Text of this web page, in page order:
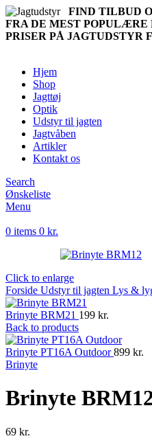
FIND TILBUD
FRA DE MEST POPULÆRE
PRISER PÅ JAGTUDSTYR
Hjem
Shop
Jagttøj
Optik
Udstyr til jagten
Jagtvåben
Artikler
Kontakt os
Search
Ønskeliste
Menu
0 items 0 kr.
Click to enlarge
Forside Udstyr til jagten Lys &
Brinyte BRM21 199 kr.
Back to products
Brinyte PT16A Outdoor899 kr.
Brinyte
Brinyte
69 kr.